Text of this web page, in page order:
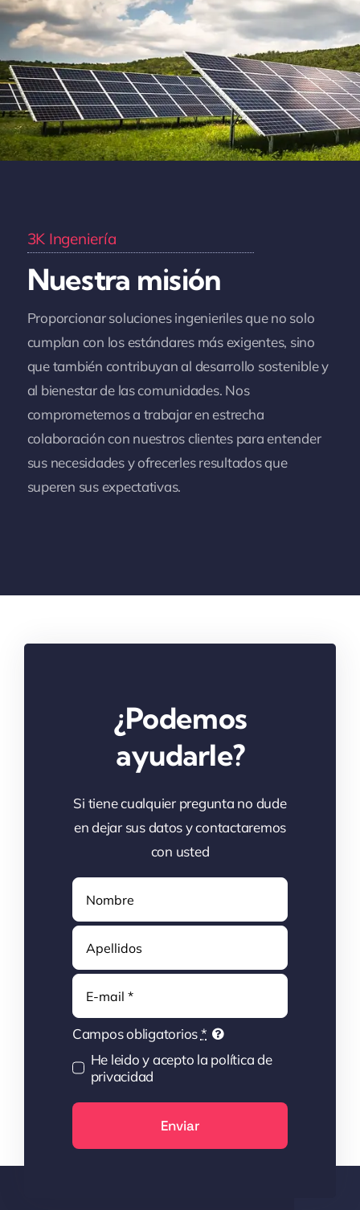
3K Ingeniería
Nuestra misión
Proporcionar soluciones ingenieriles que no solo
cumplan con los estándares más exigentes, sino
que también contribuyan al desarrollo sostenible y
al bienestar de las comunidades. Nos
comprometemos a trabajar en estrecha
colaboración con nuestros clientes para entender
sus necesidades y ofrecerles resultados que
superen sus expectativas.
¿Podemos
ayudarle?
Si tiene cualquier pregunta no dude
en dejar sus datos y contactaremos
con usted
Correo
electrónico
Campos obligatorios*
He leido y acepto la política de
privacidad
Enviar